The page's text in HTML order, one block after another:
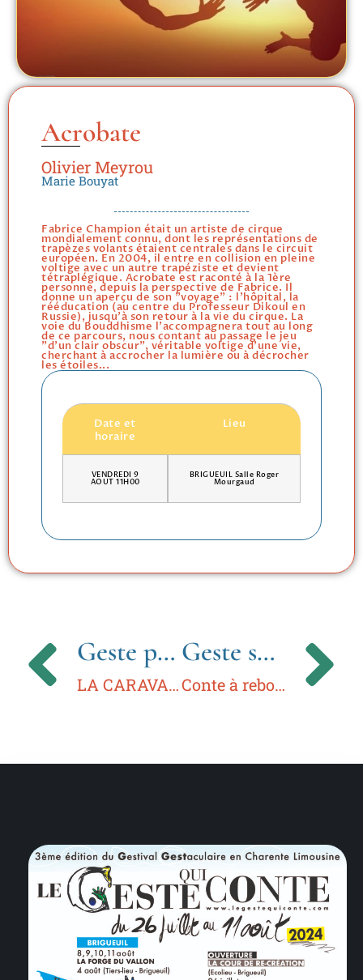
Acrobate
Olivier Meyrou
Marie Bouyat
Fabrice Champion était un artiste de cirque
mondialement connu, dont les représentations de
trapèzes volants étaient centrales dans le circuit
européen. En 2004, il entre en collision en pleine
voltige avec un autre trapéziste et devient
tétraplégique. Acrobate est raconté à la 1ère
personne, depuis la perspective de Fabrice. Il
donne un aperçu de son "voyage" : l'hôpital, la
rééducation (au centre du Professeur Dikoul en
Russie), jusqu'à son retour à la vie du cirque. La
voie du Bouddhisme l'accompagnera tout au long
de ce parcours, nous contant au passage le jeu
"d'un clair obscur", véritable voltige d'une vie,
cherchant à accrocher la lumière ou à décrocher
les étoiles...
Date et
horaire
Lieu
VENDREDI 9
AOUT 11H00
BRIGUEUIL Salle Roger
Mourgaud
Geste précédent
LA CARAVANE DES REVES
Geste suivant
Conte à rebours- un geste à travers le temps et l’espace.